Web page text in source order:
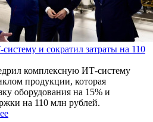
и сократил затраты на 110
комплексную ИТ-систему
продукции, которая
оборудования на 15% и
на 110 млн рублей.